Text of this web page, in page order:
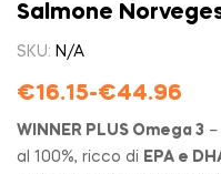
Salmone
SKU: N/A
€16.15-€44.96
WINNER PLUS Omega 3
al 100%, ricco di EPA e